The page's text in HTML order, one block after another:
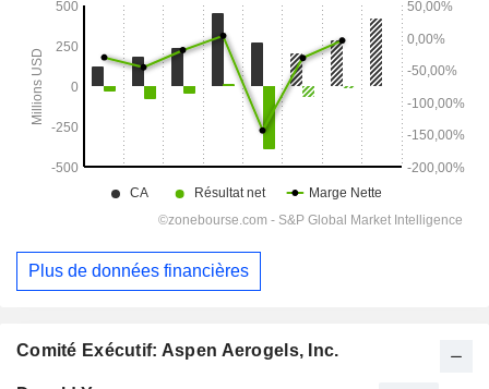
Comité Exécutif: Aspen Aerogels, Inc.
Plus de données financières